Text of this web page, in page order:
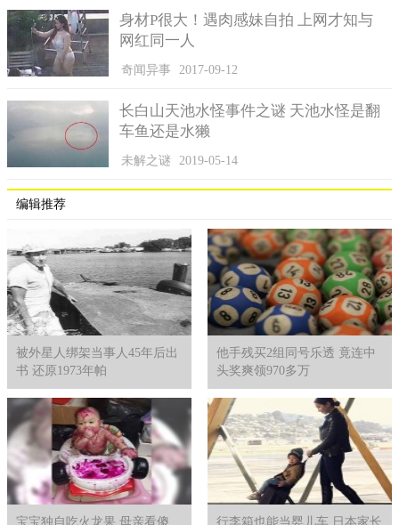
身材P很大！遇肉感妹自拍 上网才知与
网红同一人
奇闻异事 2017-09-12
长白山天池水怪事件之谜 天池水怪是翻
车鱼还是水獭
未解之谜 2019-05-14
编辑推荐
被外星人绑架当事人45年后出
书 还原1973年帕
他手残买2组同号乐透 竟连中
头奖爽领970多万
宝宝独自吃火龙果 母亲看傻 行李箱也能当婴儿车 日本家长